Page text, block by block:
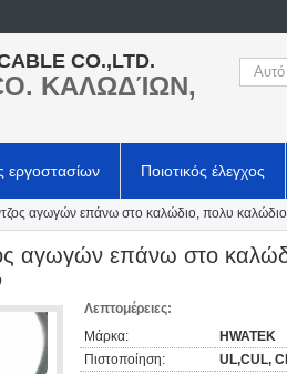
CO.,LTD.
ΚΑΛΩΔΊΩΝ,
εργοστασίων Ποιοτικός έλεγχος
αγωγών επάνω στο καλώδιο, πολυ
αγωγών επάνω στο
Λεπτομέρειες:
Μάρκα:
HWATEK
Πιστοποίηση:
UL,CUL,